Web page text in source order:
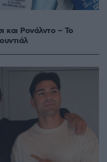
και Ρονάλντο – Το